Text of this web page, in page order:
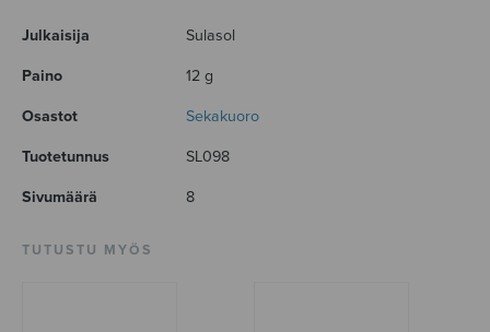
Julkaisija Sulasol
Paino 12 g
Osastot Sekakuoro
Tuotetunnus SL098
Sivumäärä 8
TUTUSTU MYÖS